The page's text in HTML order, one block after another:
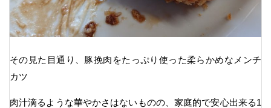
その見た目通り、豚挽肉をたっぷり使った柔らかめなメンチ
カツ
肉汁滴るような華やかさはないものの、家庭的で安心出来る1